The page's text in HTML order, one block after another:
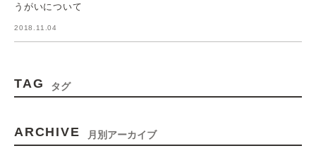
うがいについて
2018.11.04
TAG タグ
ARCHIVE 月別アーカイブ